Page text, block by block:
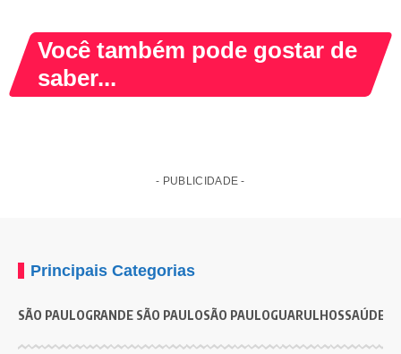
Você também pode gostar de
saber...
SÃO PAULO
- PUBLICIDADE -
Principais Categorias
SÃO PAULOGRANDE SÃO PAULOSÃO PAULOGUARULHOSSAÚDE